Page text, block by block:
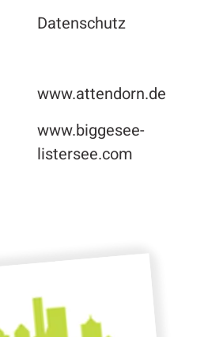
Datenschutz
www.attendorn.de
www.biggesee-
listersee.com